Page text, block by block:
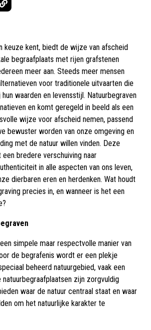
keuze kent, biedt de wijze van afscheid
begraafplaats met rijen grafstenen
meer aan. Steeds meer mensen
voor traditionele uitvaarten die
waarden en levensstijl. Natuurbegraven
en komt geregeld in beeld als een
wijze voor afscheid nemen, passend
bewuster worden van onze omgeving en
met de natuur willen vinden. Deze
bredere verschuiving naar
in alle aspecten van ons leven,
dierbaren eren en herdenken. Wat houdt
precies in, en wanneer is het een
simpele maar respectvolle manier van
de begrafenis wordt er een plekje
beheerd natuurgebied, vaak een
zijn zorgvuldig
waar de natuur centraal staat en waar
om het natuurlijke karakter te